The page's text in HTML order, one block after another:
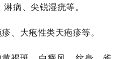
病、尖锐湿疣等。
、大疱性类天疱疹等。